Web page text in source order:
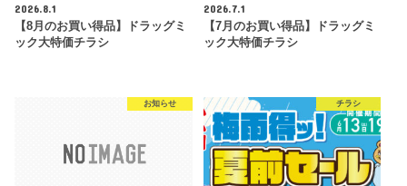
2026.8.1
【8月のお買い得品】ドラッグミ
ック大特価チラシ
2026.7.1
【7月のお買い得品】ドラッグミ
ック大特価チラシ
お知らせ チラシ